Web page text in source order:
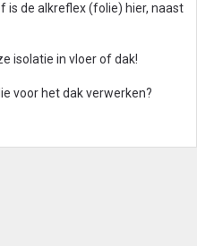
is de alkreflex (folie) hier, naast
isolatie in vloer of dak!
voor het dak verwerken?